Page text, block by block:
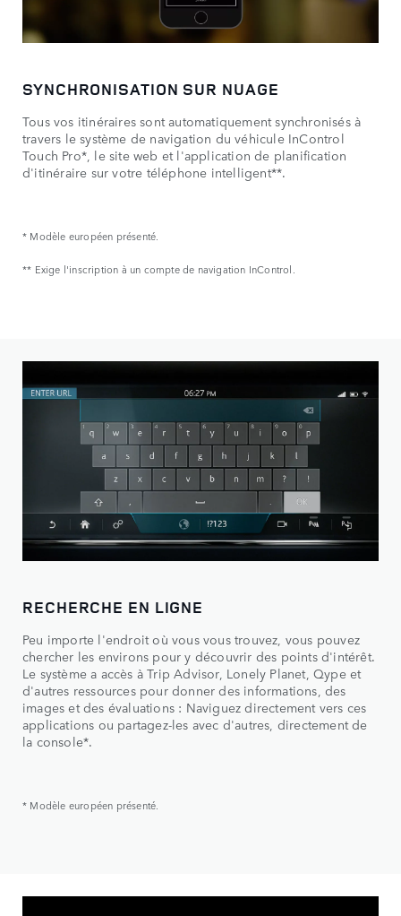
SYNCHRONISATION SUR NUAGE
Tous vos itinéraires sont automatiquement synchronisés à
travers le système de navigation du véhicule InControl
Touch Pro*, le site web et l'application de planification
d'itinéraire sur votre téléphone intelligent**.
* Modèle européen présenté.
** Exige l'inscription à un compte de navigation InControl.
RECHERCHE EN LIGNE
Peu importe l'endroit où vous vous trouvez, vous pouvez
chercher les environs pour y découvrir des points d'intérêt.
Le système a accès à Trip Advisor, Lonely Planet, Qype et
d'autres ressources pour donner des informations, des
images et des évaluations : Naviguez directement vers ces
applications ou partagez-les avec d'autres, directement de
la console*.
* Modèle européen présenté.